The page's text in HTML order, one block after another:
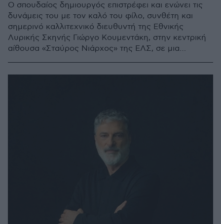
Ο σπουδαίος δημιουργός επιστρέφει και ενώνει τις
δυνάμεις του με τον καλό του φίλο, συνθέτη και
σημερινό καλλιτεχνικό διευθυντή της Εθνικής
Λυρικής Σκηνής Γιώργο Κουμεντάκη, στην κεντρική
αίθουσα «Σταύρος Νιάρχος» της ΕΛΣ, σε μια